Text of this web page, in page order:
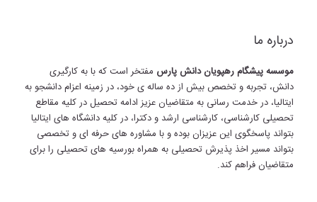
درباره ما
موسسه پیشگام رهپویان دانش پارس مفتخر است که با به کارگیری
دانش، تجربه و تخصص بیش از ده ساله ی خود، در زمینه اعزام دانشجو به
ایتالیا، در خدمت رسانی به متقاضیان عزیز ادامه تحصیل در کلیه مقاطع
تحصیلی کارشناسی، کارشناسی ارشد و دکترا، در کلیه دانشگاه های ایتالیا
بتواند پاسخگوی این عزیزان بوده و با مشاوره های حرفه ای و تخصصی
بتواند مسیر اخذ پذیرش تحصیلی به همراه بورسیه های تحصیلی را برای
متقاضیان فراهم کند.